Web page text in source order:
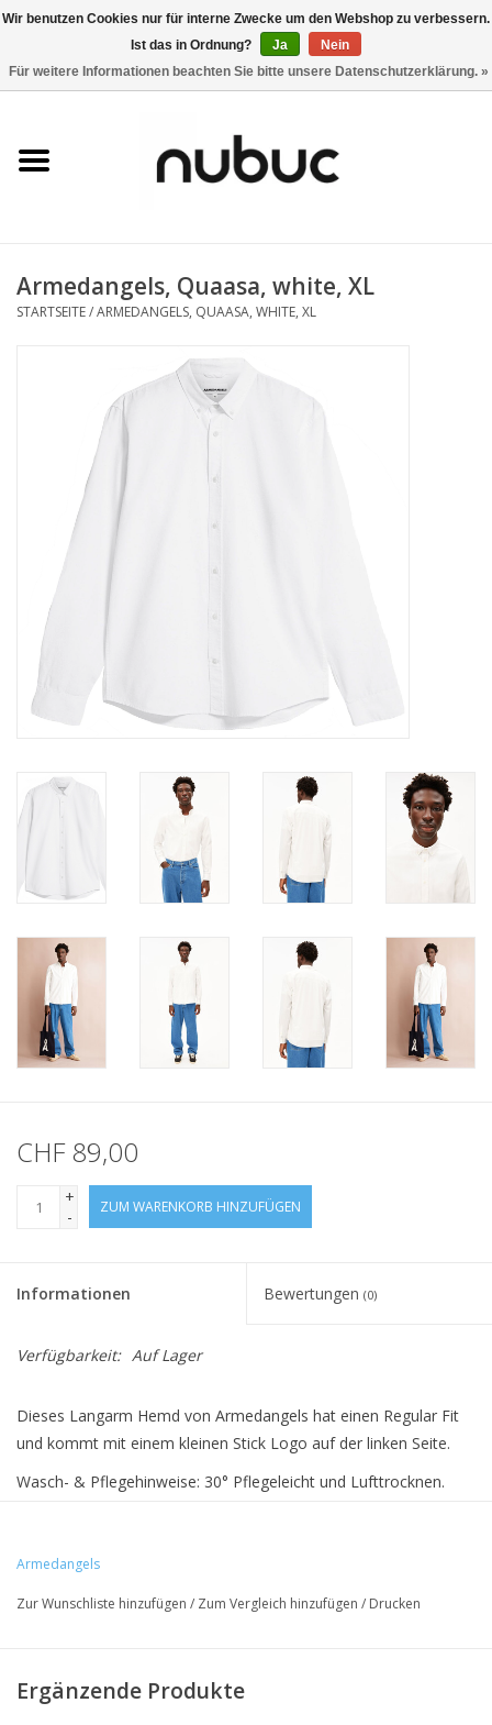
0 Artikel - CHF 0,00
Damen
Accessoires
Armedangels, Quaasa, white, XL
STARTSEITE/ARMEDANGELS, QUAASA, WHITE, XL
CHF 89,00
+
-
ZUM WARENKORB HINZUFÜGEN
Informationen Bewertungen (0)
Verfügbarkeit: Auf Lager
Dieses Langarm Hemd von Armedangels hat einen Regular Fit
und kommt mit einem kleinen Stick Logo auf der linken Seite.
Wasch- & Pflegehinweise: 30° Pflegeleicht und Lufttrocknen.
• 100% Bio-Baumwolle
• Regular Fit
Armedangels
Zur Wunschliste hinzufügen / Zum Vergleich hinzufügen / Drucken
Ergänzende Produkte
Wir benutzen Cookies nur für interne Zwecke um den Webshop zu verbessern.
Ist das in Ordnung?
Ja
Nein
Für weitere Informationen beachten Sie bitte unsere Datenschutzerklärung. »